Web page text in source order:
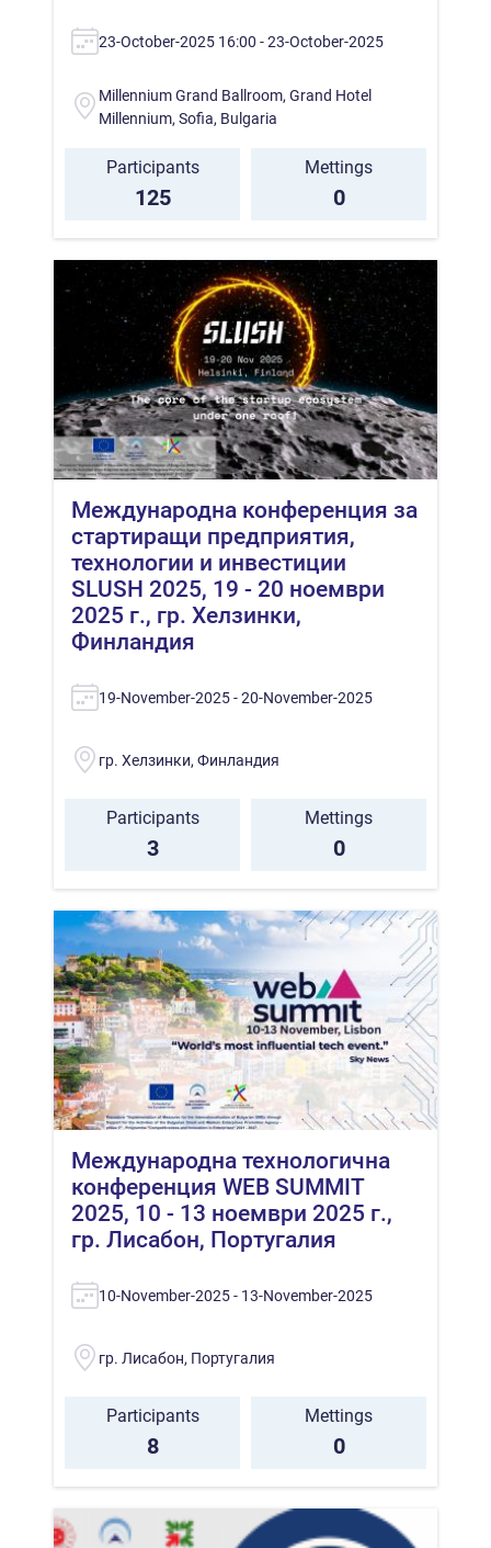
23-October-2025 16:00 - 23-October-2025
Millennium Grand Ballroom, Grand Hotel
Millennium, Sofia, Bulgaria
Participants
125
Mettings
0
Международна конференция за
стартиращи предприятия,
технологии и инвестиции
SLUSH 2025, 19 - 20 ноември
2025 г., гр. Хелзинки,
Финландия
19-November-2025 - 20-November-2025
гр. Хелзинки, Финландия
Participants
3
Mettings
0
Международна технологична
конференция WEB SUMMIT
2025, 10 - 13 ноември 2025 г.,
гр. Лисабон, Португалия
10-November-2025 - 13-November-2025
гр. Лисабон, Португалия
Participants
8
Mettings
0